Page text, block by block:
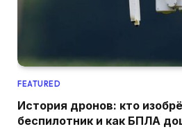
FEATURED
История дронов: кто
беспилотник и как БПЛА